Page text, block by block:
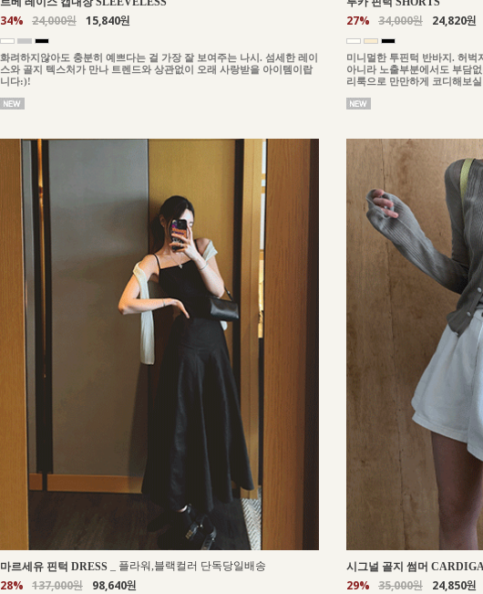
34% 24,000원 15,840원
화려하지않아도 충분히 예쁘다는 걸 가장 잘 보여주는 나시. 섬세한 레이
스와 골지 텍스처가 만나 트렌드와 상관없이 오래 사랑받을 아이템이랍
니다:)!
27% 34,000원 24,820원
미니멀한 투핀턱 반바지. 허벅
아니라 노출부분에서도 부담
리룩으로 만만하게 코디해보
마르세유 핀턱 DRESS 플라워,블랙컬러 단독당일배송
28% 137,000원 98,640원
시그널 골지 썸머
29% 35,000원 24,850원